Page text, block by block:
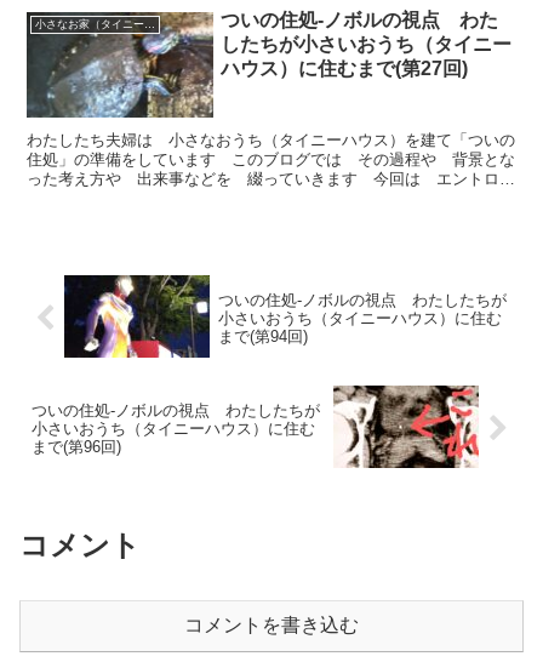
小さなお家（タイニーハウス）で暮らす
ついの住処-ノボルの視点 わた
したちが小さいおうち（タイニー
ハウス）に住むまで(第27回)
わたしたち夫婦は 小さなおうち（タイニーハウス）を建て「ついの
住処」の準備をしています このブログでは その過程や 背景とな
った考え方や 出来事などを 綴っていきます 今回は エントロピ
ついの住処-ノボルの視点 わたしたちが
小さいおうち（タイニーハウス）に住む
まで(第94回)
ついの住処-ノボルの視点 わたしたちが
小さいおうち（タイニーハウス）に住む
まで(第96回)
コメント
コメントを書き込む